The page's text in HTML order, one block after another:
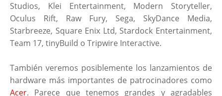
Studios, Klei Entertainment, Modern Storyteller,
Oculus Rift, Raw Fury, Sega, SkyDance Media,
Starbreeze, Square Enix Ltd, Stardock Entertainment,
Team 17, tinyBuild o Tripwire Interactive.
También veremos posiblemente los lanzamientos de
hardware más importantes de patrocinadores como
Acer. Parece que tenemos grandes y agradables